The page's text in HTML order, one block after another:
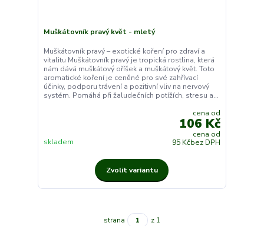
Muškátovník pravý květ - mletý
Muškátovník pravý – exotické koření pro zdraví a
vitalitu Muškátovník pravý je tropická rostlina, která
nám dává muškátový oříšek a muškátový květ. Toto
aromatické koření je ceněné pro své zahřívací
účinky, podporu trávení a pozitivní vliv na nervový
systém. Pomáhá při žaludečních potížích, stresu a...
cena od
106 Kč
cena od
95 Kčbez DPH
skladem
Zvolit variantu
strana z 1